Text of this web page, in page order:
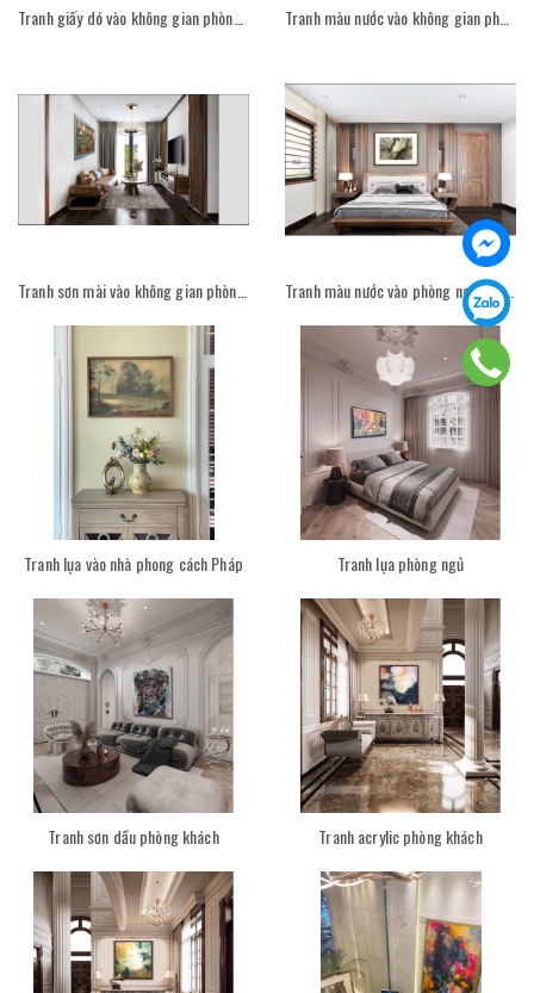
Tranh màu nước vào phòng ngủ nội thất Đồng Gia
Tranh lụa vào nhà phong cách Pháp Tranh lụa phòng ngủ
Tranh sơn dầu phòng khách Tranh acrylic phòng khách